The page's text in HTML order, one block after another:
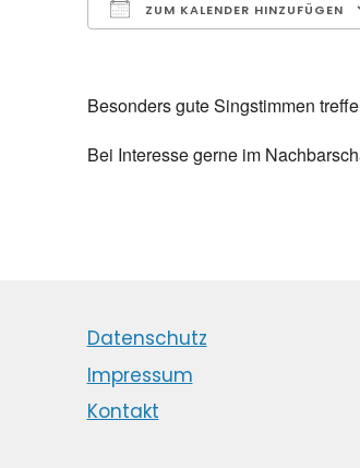
ZUM KALENDER HINZUFÜGEN
Besonders gute Singstimmen
Bei Interesse gerne im
Datenschutz
Impressum
Kontakt